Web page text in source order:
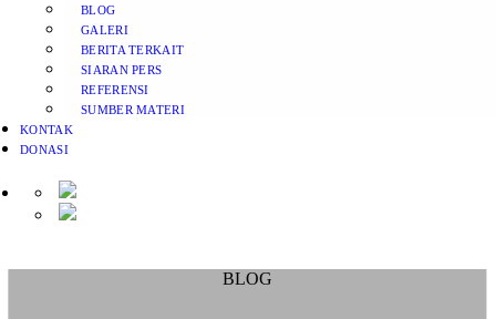
BLOG
GALERI
BERITA TERKAIT
SIARAN PERS
REFERENSI
SUMBER MATERI
KONTAK
DONASI
BLOG